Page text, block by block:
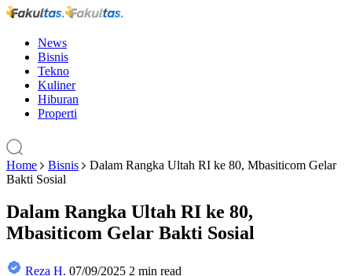
News
Bisnis
Tekno
Kuliner
Hiburan
Properti
Home Bisnis
Dalam Rangka Ultah RI ke 80, Mbasiticom Gelar
Bakti Sosial
Dalam Rangka Ultah RI ke 80,
Mbasiticom Gelar Bakti Sosial
Reza H. 07/09/2025 2 min read